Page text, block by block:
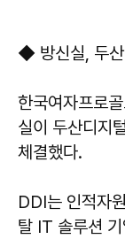
◆ 방신실, 두산
한국여자프로
실이 두산디지
체결했다.
DDI는 인적자
탈 IT 솔루션